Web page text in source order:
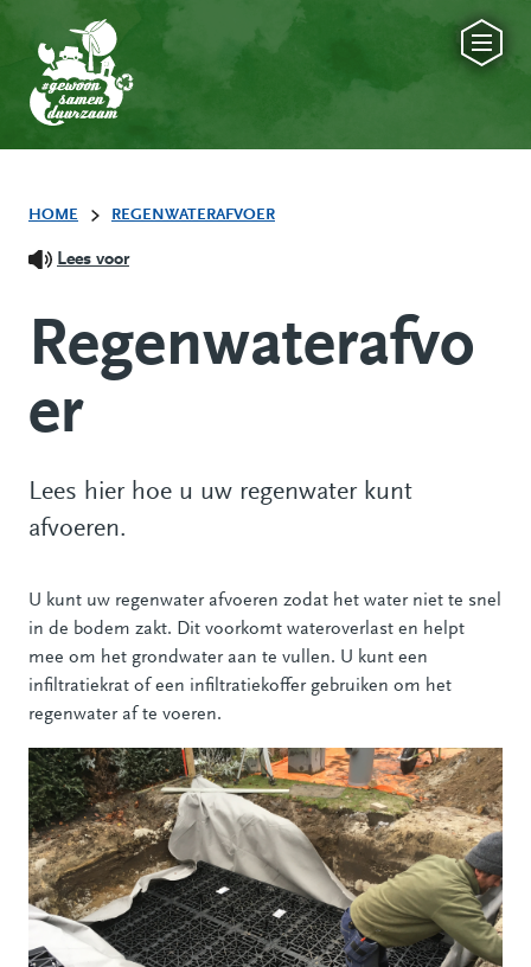
HOME REGENWATERAFVOER
Lees voor
Regenwaterafvo
er
Lees hier hoe u uw regenwater kunt
afvoeren.
U kunt uw regenwater afvoeren zodat het water niet te snel
in de bodem zakt. Dit voorkomt wateroverlast en helpt
mee om het grondwater aan te vullen. U kunt een
infiltratiekrat of een infiltratiekoffer gebruiken om het
regenwater af te voeren.